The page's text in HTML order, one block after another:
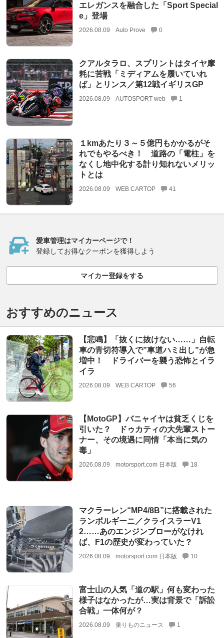
エレガンスを融合した「Sport Special
e」登場
2026.08.09 Auto Prove 0
クアルタラロ、スプリントはタイヤ摩
耗に苦戦「ミディアムを履いていれ
ば」とリンス／第12戦イギリスGP
2026.08.09 AUTOSPORT web 1
１kmあたり３～５億円もかかるがそ
れでもやるべき！ 道路の「電柱」を
なくし地中化する計り知れないメリッ
トとは
2026.08.09 WEB CARTOP 41
愛車管理はマイカーページで！
登録してお得なクーポンを獲得しよう
マイカー登録をする
おすすめのニュース
【悲鳴】「抜くに抜けない……」自転
車の青切符導入で”車道ハミ出し”が急
増中！ ドライバーを襲う恐怖とイラ
イラ
2026.08.09 WEB CARTOP 56
【MotoGP】バニャイヤは貧乏くじを
引いた？ ドゥカティの大先輩ストー
ナー、その境遇に同情「本当に気の
毒」
2026.08.09 motorsport.com 日本版 18
マクラーレン“MP4/8B”に搭載された
ランボルギーニ／クライスラーV1
2……あのエンジンブローがなけれ
ば、F1の歴史が変わっていた？
2026.08.09 motorsport.com 日本版 10
富士山の人気「道の駅」何も変わった
様子はなかったが…実は背景で「訴訟
合戦」一体何が？
2026.08.09 乗りものニュース 1